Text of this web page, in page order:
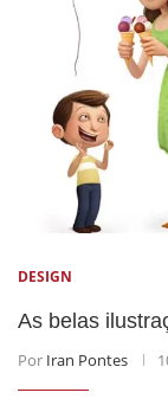
DESIGN
As belas
Por Iran Pontes